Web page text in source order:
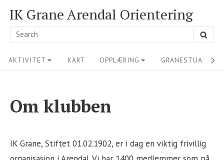
content
IK Grane Arendal Orientering
Search
Site
Navigation
AKTIVITET KART OPPLÆRING GRANESTUA
Om klubben
IK Grane, Stiftet 01.02.1902, er i dag en viktig frivillig